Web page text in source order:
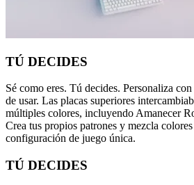
TÚ DECIDES
Sé como eres. Tú decides. Personaliza
de usar. Las placas superiores
múltiples colores, incluyendo Amanecer
Crea tus propios patrones y mezcla
configuración de juego única.
TÚ DECIDES